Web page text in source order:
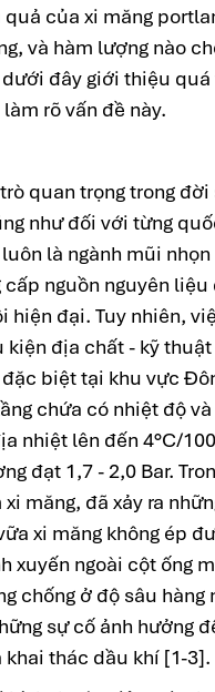
của xi măng
và hàm lượng nào
đây giới thiệu quá
rõ vấn đề này.
quan trọng trong đời
như đối với từng
là ngành mũi
nguồn nguyên liệu
hiện đại. Tuy nhiên,
kiện địa chất - kỹ
biệt tại khu vực
chứa có nhiệt độ
nhiệt lên đến 4°C/
đạt 1,7 - 2,0 Bar.
măng, đã xảy ra
xi măng không ép
xuyến ngoài cột ống
chống ở độ sâu hàng
sự cố ảnh hưởng
thác dầu khí [1-3].